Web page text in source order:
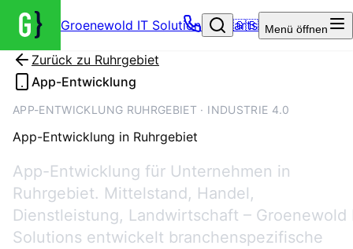
Groenewold IT Solutions – Startseite
🇬🇧 Menü öffnen
Zurück zu Ruhrgebiet
App-Entwicklung
APP-ENTWICKLUNG RUHRGEBIET · INDUSTRIE 4.0
App-Entwicklung in Ruhrgebiet
App-Entwicklung für Unternehmen in
Ruhrgebiet. Mittelstand, Handel,
Dienstleistung, Landwirtschaft – Groenewold
Solutions entwickelt branchenspezifische